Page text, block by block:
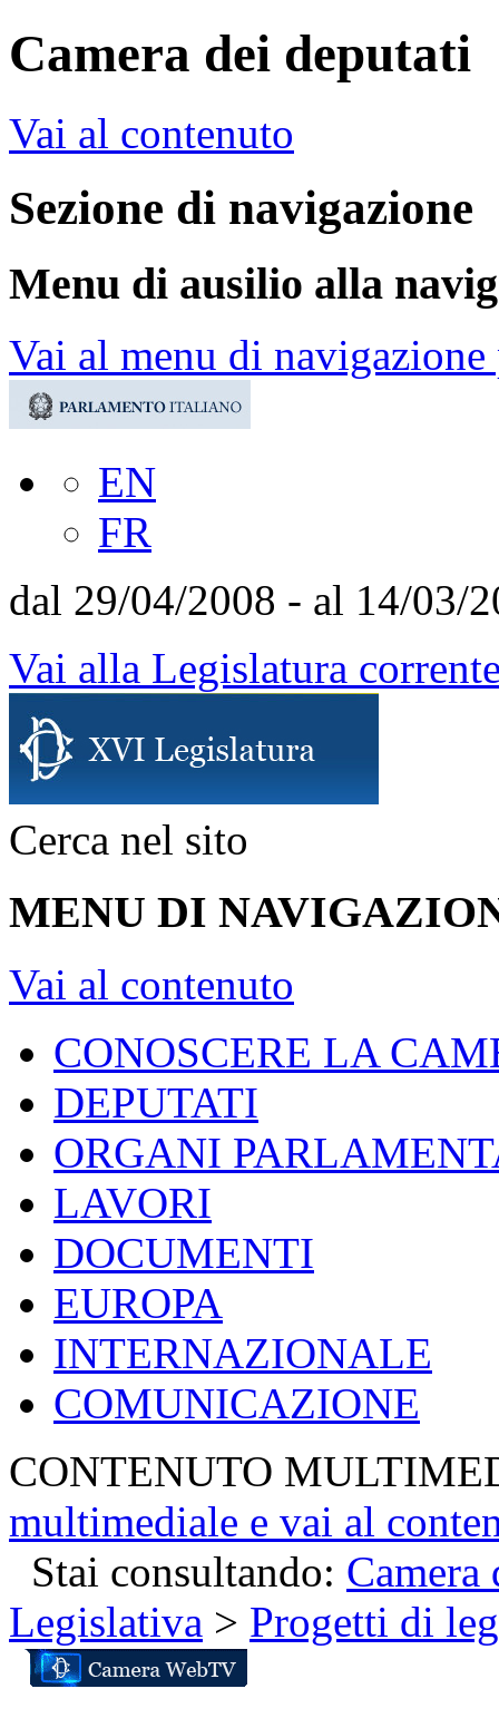
Camera dei deputati
Vai al contenuto
Sezione di navigazione
Menu di ausilio alla
Vai al menu di
EN
FR
dal 29/04/2008 - al 14/03/
Vai alla Legislatura
Cerca nel sito
MENU DI
Vai al contenuto
CONOSCERE LA
DEPUTATI
ORGANI
LAVORI
DOCUMENTI
EUROPA
INTERNAZIONALE
COMUNICAZIONE
CONTENUTO
multimediale e vai al
Stai consultando: Camera
Legislativa > Progetti di